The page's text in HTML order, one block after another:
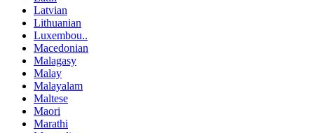
Latvian
Lithuanian
Luxembou..
Macedonian
Malagasy
Malay
Malayalam
Maltese
Maori
Marathi